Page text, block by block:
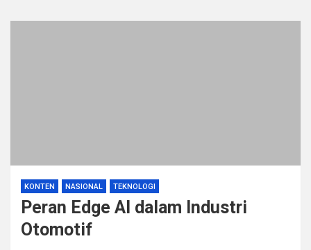
KONTEN NASIONAL TEKNOLOGI
Peran Edge AI dalam Industri
Otomotif